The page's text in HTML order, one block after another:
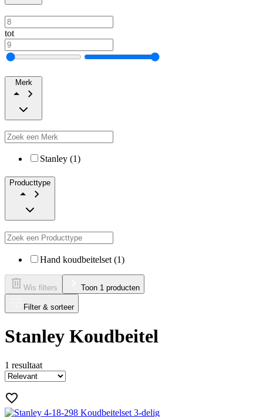
tot
Merk
Stanley (1)
Producttype
Hand koudbeitelset (1)
Wis filters Toon 1 producten
Filter & sorteer
Stanley Koudbeitel
1 resultaat